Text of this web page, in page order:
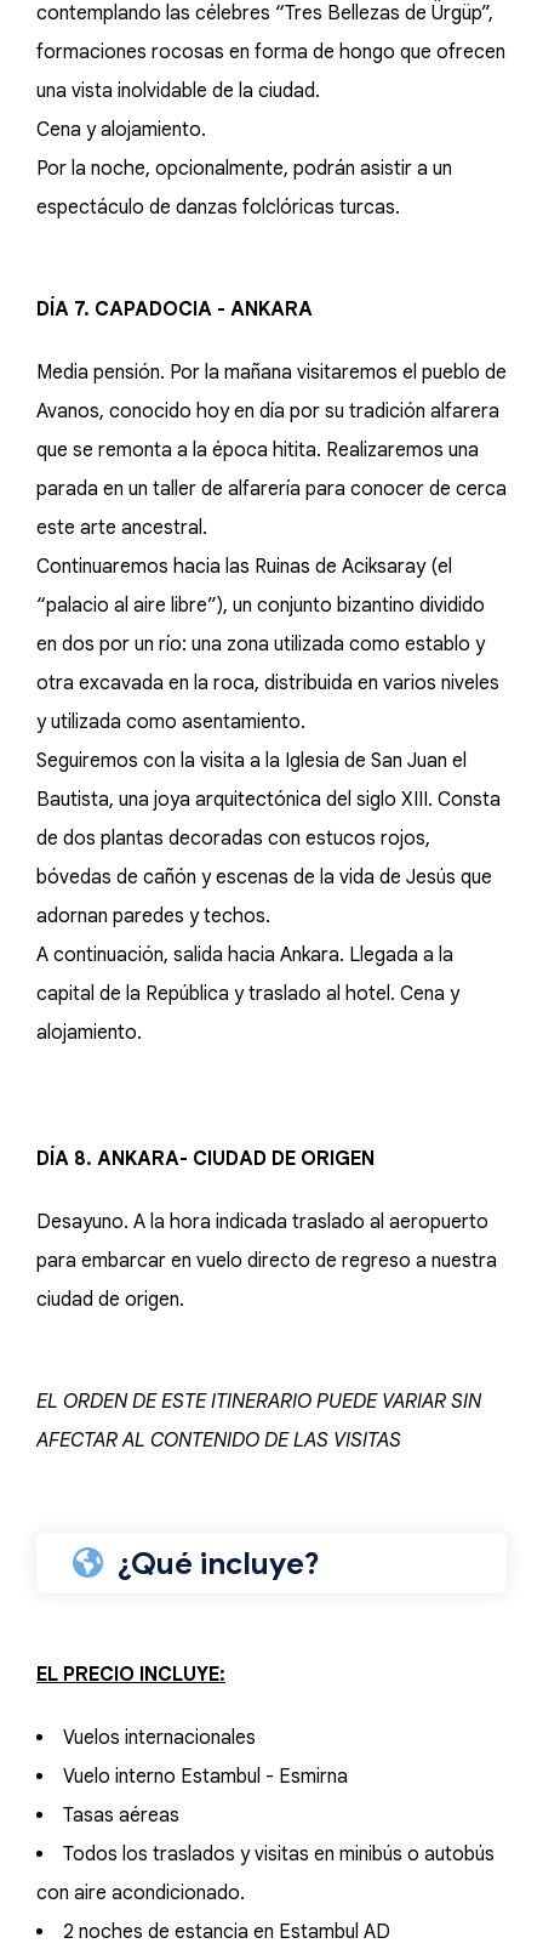
contemplando las célebres “Tres Bellezas de Ürgüp”,
formaciones rocosas en forma de hongo que ofrecen
una vista inolvidable de la ciudad.
Cena y alojamiento.
Por la noche, opcionalmente, podrán asistir a un
espectáculo de danzas folclóricas turcas.
DÍA 7. CAPADOCIA - ANKARA
Media pensión. Por la mañana visitaremos el pueblo de
Avanos, conocido hoy en día por su tradición alfarera
que se remonta a la época hitita. Realizaremos una
parada en un taller de alfarería para conocer de cerca
este arte ancestral.
Continuaremos hacia las Ruinas de Aciksaray (el
“palacio al aire libre”), un conjunto bizantino dividido
en dos por un río: una zona utilizada como establo y
otra excavada en la roca, distribuida en varios niveles
y utilizada como asentamiento.
Seguiremos con la visita a la Iglesia de San Juan el
Bautista, una joya arquitectónica del siglo XIII. Consta
de dos plantas decoradas con estucos rojos,
bóvedas de cañón y escenas de la vida de Jesús que
adornan paredes y techos.
A continuación, salida hacia Ankara. Llegada a la
capital de la República y traslado al hotel. Cena y
alojamiento.
DÍA 8. ANKARA- CIUDAD DE ORIGEN
Desayuno. A la hora indicada traslado al aeropuerto
para embarcar en vuelo directo de regreso a nuestra
ciudad de origen.
EL ORDEN DE ESTE ITINERARIO PUEDE VARIAR SIN
AFECTAR AL CONTENIDO DE LAS VISITAS
¿Qué incluye?
EL PRECIO INCLUYE:
Vuelos internacionales
Vuelo interno Estambul - Esmirna
Tasas aéreas
Todos los traslados y visitas en minibús o autobús
con aire acondicionado.
2 noches de estancia en Estambul AD